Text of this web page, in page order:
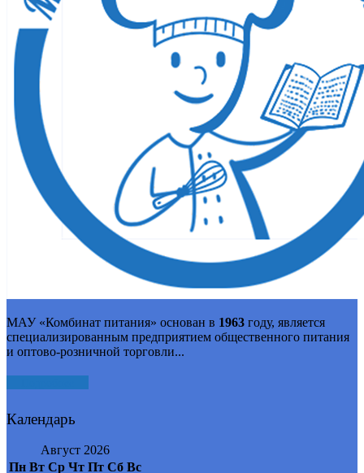
МАУ «Комбинат питания» основан в 1963 году, является
специализированным предприятием общественного питания
и оптово-розничной торговли...
Календарь
Август 2026
Пн Вт Ср Чт Пт Сб Вс